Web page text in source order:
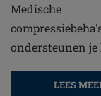
Medische
ondersteunen je
LEES